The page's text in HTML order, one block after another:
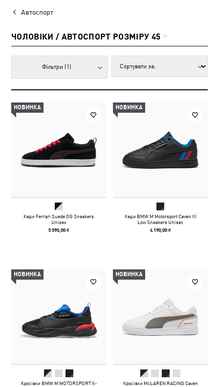
Автоспорт
ЧОЛОВІКИ / АВТОСПОРТ РОЗМІРУ 45 16
Фільтри (1)
НОВИНКА
Кеди Ferrari Suede OG Sneakers
Unisex
5 590,00 ₴
НОВИНКА
Кеди BMW M Motorsport Caven III
Low Sneakers Unisex
4 190,00 ₴
НОВИНКА
Кросівки BMW M MOTORSPORT X-
НОВИНКА
Кросівки McLAREN RACING Caven